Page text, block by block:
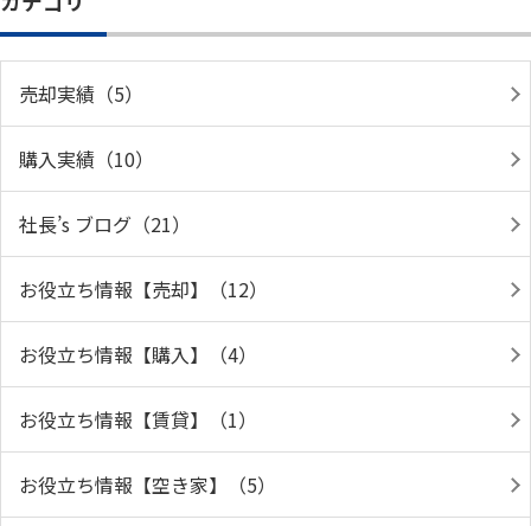
売却実績（5）
購入実績（10）
社長’s ブログ（21）
お役立ち情報【売却】（12）
お役立ち情報【購入】（4）
お役立ち情報【賃貸】（1）
お役立ち情報【空き家】（5）